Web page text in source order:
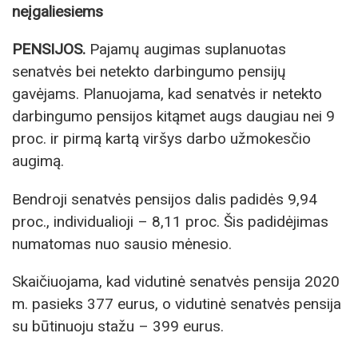
neįgaliesiems
PENSIJOS. Pajamų augimas suplanuotas
senatvės bei netekto darbingumo pensijų
gavėjams. Planuojama, kad senatvės ir netekto
darbingumo pensijos kitąmet augs daugiau nei 9
proc. ir pirmą kartą viršys darbo užmokesčio
augimą.
Bendroji senatvės pensijos dalis padidės 9,94
proc., individualioji – 8,11 proc. Šis padidėjimas
numatomas nuo sausio mėnesio.
Skaičiuojama, kad vidutinė senatvės pensija 2020
m. pasieks 377 eurus, o vidutinė senatvės pensija
su būtinuoju stažu – 399 eurus.